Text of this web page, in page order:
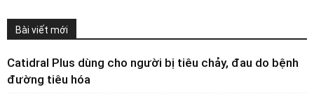
Bài viết mới
Catidral Plus dùng cho người bị tiêu chảy, đau do bệnh
đường tiêu hóa